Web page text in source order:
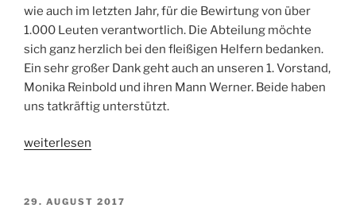
wie auch im letzten Jahr, für die Bewirtung von über
1.000 Leuten verantwortlich. Die Abteilung möchte
sich ganz herzlich bei den fleißigen Helfern bedanken.
Ein sehr großer Dank geht auch an unseren 1. Vorstand,
Monika Reinbold und ihren Mann Werner. Beide haben
uns tatkräftig unterstützt.
„Erfolgreiche
der
weiterlesen
VERÖFFENTLICHT
29. AUGUST 2017